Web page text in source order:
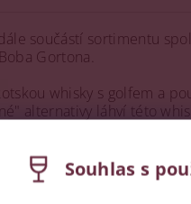
součástí sortimentu
Gortona.
whisky s golfem a
alternativy láhví této
Clubhouse, což je
Odin's Raven
vodku Blue 42.
Souhlas s